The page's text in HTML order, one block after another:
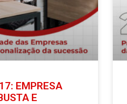
EMPRESA
E